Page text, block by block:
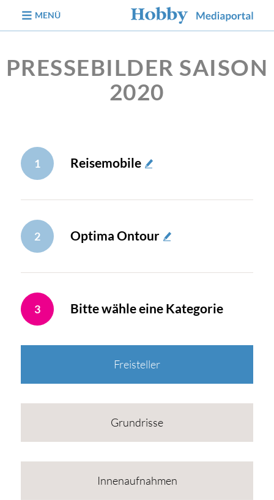
MENÜ
PRESSEBILDER SAISON
2020
1 Reisemobile
2 Optima Ontour
3 Bitte wähle eine Kategorie
Freisteller
Grundrisse
Innenaufnahmen